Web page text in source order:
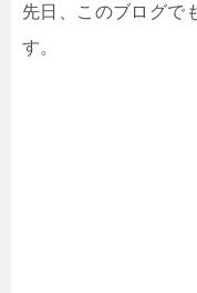
先日、このブログで
す。